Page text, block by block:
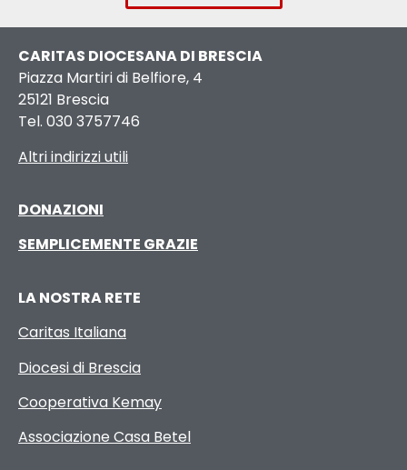
CARITAS DIOCESANA DI BRESCIA
Piazza Martiri di Belfiore, 4
25121 Brescia
Tel. 030 3757746
Altri indirizzi utili
DONAZIONI
SEMPLICEMENTE GRAZIE
LA NOSTRA RETE
Caritas Italiana
Diocesi di Brescia
Cooperativa Kemay
Associazione Casa Betel